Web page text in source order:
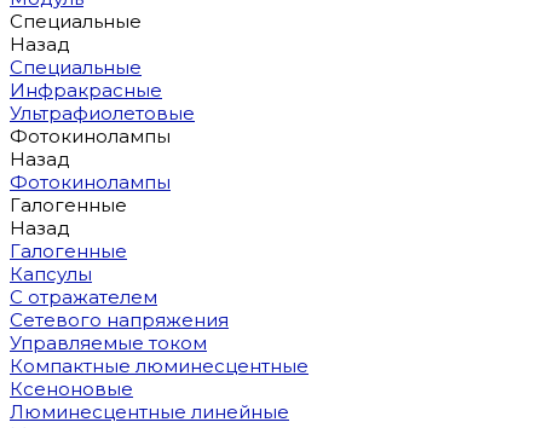
Специальные
Назад
Специальные
Инфракрасные
Ультрафиолетовые
Фотокинолампы
Назад
Фотокинолампы
Галогенные
Назад
Галогенные
Капсулы
С отражателем
Сетевого напряжения
Управляемые током
Компактные люминесцентные
Ксеноновые
Люминесцентные линейные